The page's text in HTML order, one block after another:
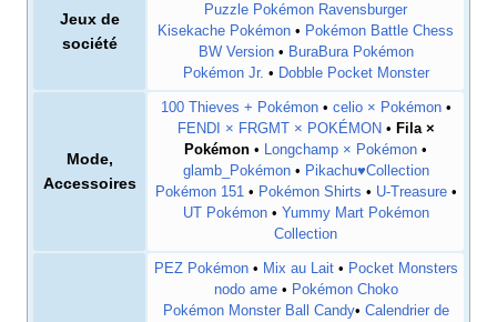
Jeux de
société
Puzzle Pokémon Ravensburger
Kisekache Pokémon • Pokémon Battle Chess
BW Version• BuraBura Pokémon
Pokémon Jr. • Dobble Pocket Monster
Mode,
Accessoires
100 Thieves + Pokémon• celio × Pokémon•
FENDI × FRGMT × POKÉMON • Fila ×
Pokémon • Longchamp × Pokémon •
glamb_Pokémon• Pikachu♥Collection
Pokémon 151• Pokémon Shirts • U-Treasure•
UT Pokémon• Yummy Mart Pokémon
Collection
PEZ Pokémon• Mix au Lait• Pocket Monsters
nodo ame• Pokémon Choko
Pokémon Monster Ball Candy• Calendrier de